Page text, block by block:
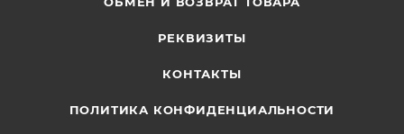
РЕКВИЗИТЫ
КОНТАКТЫ
ПОЛИТИКА КОНФИДЕНЦИАЛЬНОСТИ